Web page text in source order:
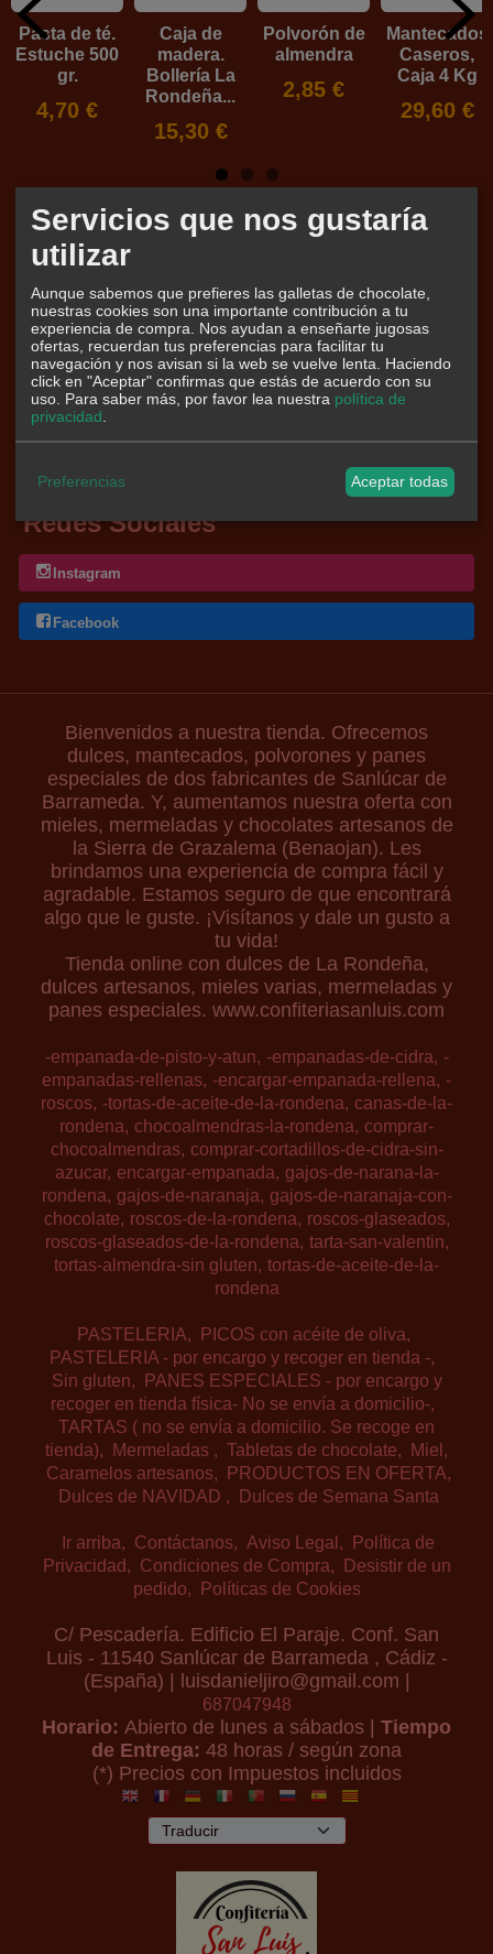
Marcas
Tu Carrito (0)
Redes Sociales
Instagram
Facebook
Pasta de té.
Estuche 500
gr.
4,70 €
Caja de
madera.
Bollería La
Rondeña...
15,30 €
Polvorón de
almendra
2,85 €
Mantecados
Caseros,
Caja 4 Kg
29,60 €
Bienvenidos a nuestra tienda. Ofrecemos
dulces, mantecados, polvorones y panes
especiales de dos fabricantes de Sanlúcar de
Barrameda. Y, aumentamos nuestra oferta con
mieles, mermeladas y chocolates artesanos de
la Sierra de Grazalema (Benaojan). Les
brindamos una experiencia de compra fácil y
agradable. Estamos seguro de que encontrará
algo que le guste. ¡Visítanos y dale un gusto a
tu vida!
Tienda online con dulces de La Rondeña,
dulces artesanos, mieles varias, mermeladas y
panes especiales. www.confiteriasanluis.com
-empanada-de-pisto-y-atun -empanadas-de-cidra
-
empanadas-rellenas -encargar-empanada-rellena
-
roscos -tortas-de-aceite-de-la-rondena
canas-de-la-
rondena
chocoalmendras-la-rondena
comprar-
chocoalmendras
comprar-cortadillos-de-cidra-sin-
azucar
encargar-empanada gajos-de-narana-la-
rondena gajos-de-naranaja gajos-de-naranaja-con-
chocolate
roscos-de-la-rondena
roscos-glaseados
roscos-glaseados-de-la-rondena tarta-san-valentin
tortas-almendra-sin gluten tortas-de-aceite-de-la-
rondena
PASTELERIA
PICOS con acéite de oliva
PASTELERIA - por encargo y recoger en tienda -
Sin gluten
PANES ESPECIALES - por encargo y
recoger en tienda física- No se envía a domicilio-
TARTAS ( no se envía a domicilio. Se recoge en
tienda)
Mermeladas Tabletas de chocolate
Miel
Caramelos artesanos
PRODUCTOS EN OFERTA
Dulces de NAVIDAD
Dulces de Semana Santa
Ir arriba Contáctanos Aviso Legal
Política de
Privacidad
Condiciones de Compra
Desistir de un
pedido
Políticas de Cookies
C/ Pescadería. Edificio El Paraje. Conf. San
Luis - 11540 Sanlúcar de Barrameda , Cádiz -
(España) | luisdanieljiro@gmail.com |
687047948
Horario: Abierto de lunes a sábados | Tiempo
de Entrega: 48 horas / según zona
(*) Precios con Impuestos incluidos
Servicios que nos gustaría
utilizar
Aunque sabemos que prefieres las galletas de chocolate,
nuestras cookies son una importante contribución a tu
experiencia de compra. Nos ayudan a enseñarte jugosas
ofertas, recuerdan tus preferencias para facilitar tu
navegación y nos avisan si la web se vuelve lenta. Haciendo
click en "Aceptar" confirmas que estás de acuerdo con su
uso. Para saber más, por favor lea nuestra política de
privacidad
Preferencias Aceptar todas